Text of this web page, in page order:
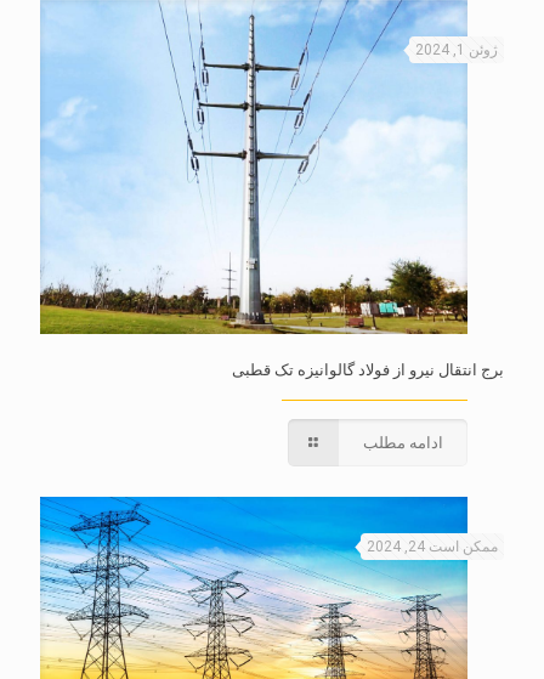
ژوئن 1, 2024
برج انتقال نیرو از فولاد گالوانیزه تک قطبی
ادامه مطلب
ممکن است 24, 2024